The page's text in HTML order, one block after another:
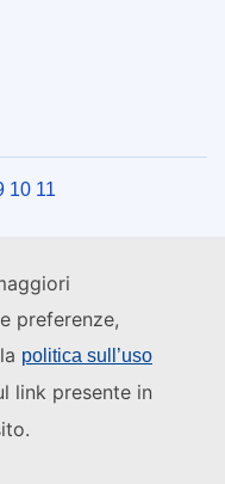
preferenze,
politica sull’uso
link presente in
10 11